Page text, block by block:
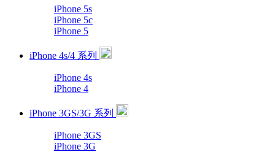
iPhone 5s
iPhone 5c
iPhone 5
iPhone 4s/4 系列
iPhone 4s
iPhone 4
iPhone 3GS/3G 系列
iPhone 3GS
iPhone 3G